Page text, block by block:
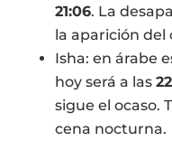
21:06. La
la aparición del
Isha: en árabe
hoy será a las
sigue el ocaso.
cena nocturna.